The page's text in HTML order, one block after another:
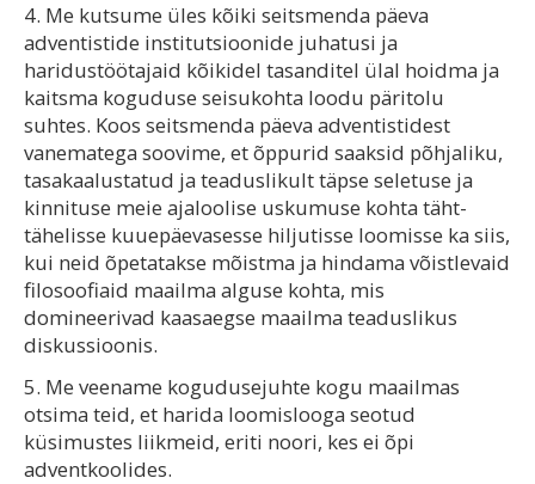
4. Me kutsume üles kõiki seitsmenda päeva
adventistide institutsioonide juhatusi ja
haridustöötajaid kõikidel tasanditel ülal hoidma ja
kaitsma koguduse seisukohta loodu päritolu
suhtes. Koos seitsmenda päeva adventistidest
vanematega soovime, et õppurid saaksid põhjaliku,
tasakaalustatud ja teaduslikult täpse seletuse ja
kinnituse meie ajaloolise uskumuse kohta täht-
tähelisse kuuepäevasesse hiljutisse loomisse ka siis,
kui neid õpetatakse mõistma ja hindama võistlevaid
filosoofiaid maailma alguse kohta, mis
domineerivad kaasaegse maailma teaduslikus
diskussioonis.
5. Me veename kogudusejuhte kogu maailmas
otsima teid, et harida loomislooga seotud
küsimustes liikmeid, eriti noori, kes ei õpi
adventkoolides.